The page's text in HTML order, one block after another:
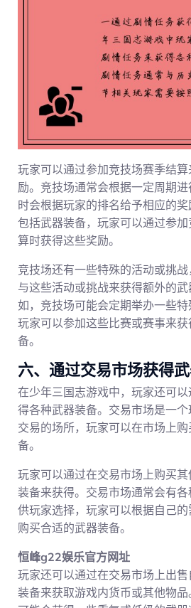
玩家可以通过参加竞技场赛季结
励。竞技场通常会根据一定周期
时会根据玩家的排名给予相应的
包括武器装备，玩家可以通过参
算时获得这些奖励。
竞技场还有一些特殊的活动或挑
与这些活动或挑战来获得额外的
如，竞技场可能会定期举办一些特
玩家可以参加这些比赛或赛事来
备。
六、通过交易市场获得
在少年三国志游戏中，玩家还可
得各种武器装备。交易市场是一
交易的场所，玩家可以在市场上
备。
玩家可以通过在交易市场上购买
装备来获得。交易市场通常会有
供玩家选择，玩家可以根据自己
购买合适的武器装备。
恒峰g22娱乐官方网址
玩家还可以通过在交易市场上出
装备来获取游戏内货币或其他物